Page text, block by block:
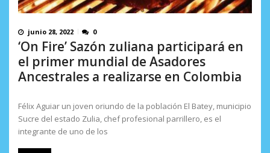
junio 28, 2022 0
‘On Fire’ Sazón zuliana participará en
el primer mundial de Asadores
Ancestrales a realizarse en Colombia
Félix Aguiar un joven oriundo de la población El Batey, municipio
Sucre del estado Zulia, chef profesional parrillero, es el
integrante de uno de los